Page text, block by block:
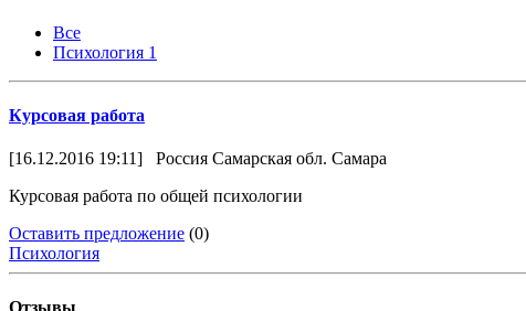
Все
Психология 1
Курсовая работа
[16.12.2016 19:11]
Россия Самарская обл. Самара
Курсовая работа по общей психологии
Оставить предложение (0)
Психология